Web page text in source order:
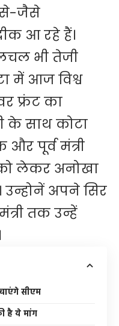
जैसे
आ रहे हैं।
भी तेजी
में आज विश्व
फ्रंट का
के साथ कोटा
पूर्व मंत्री
लेकर अनोखा
उन्होनें अपने सिर
तक उन्हें
सीएम
है ये मांग